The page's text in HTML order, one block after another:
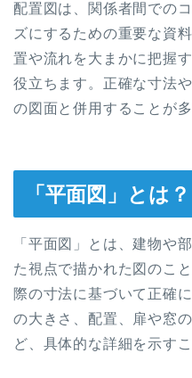
配置図は、関係者間での
ズにするための重要な資
置や流れを大まかに把握
役立ちます。正確な寸法
の図面と併用することが多
「平面図」とは？
「平面図」とは、建物や
た視点で描かれた図のこ
際の寸法に基づいて正確
の大きさ、配置、扉や窓
ど、具体的な詳細を示す